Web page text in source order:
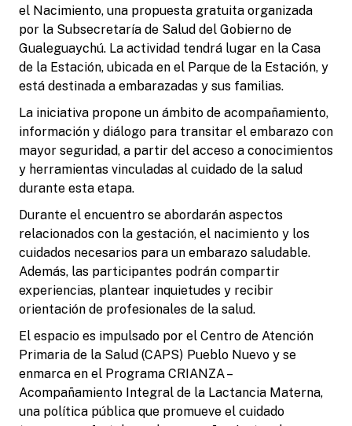
el Nacimiento, una propuesta gratuita organizada
por la Subsecretaría de Salud del Gobierno de
Gualeguaychú. La actividad tendrá lugar en la Casa
de la Estación, ubicada en el Parque de la Estación, y
está destinada a embarazadas y sus familias.
La iniciativa propone un ámbito de acompañamiento,
información y diálogo para transitar el embarazo con
mayor seguridad, a partir del acceso a conocimientos
y herramientas vinculadas al cuidado de la salud
durante esta etapa.
Durante el encuentro se abordarán aspectos
relacionados con la gestación, el nacimiento y los
cuidados necesarios para un embarazo saludable.
Además, las participantes podrán compartir
experiencias, plantear inquietudes y recibir
orientación de profesionales de la salud.
El espacio es impulsado por el Centro de Atención
Primaria de la Salud (CAPS) Pueblo Nuevo y se
enmarca en el Programa CRIANZA –
Acompañamiento Integral de la Lactancia Materna,
una política pública que promueve el cuidado